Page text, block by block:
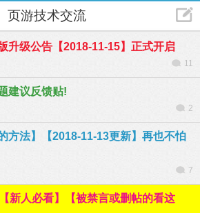
页游技术交流
升级公告【2018-11-15】正式开启
11
建议反馈贴!
2
方法】【2018-11-13更新】再也不怕
7
新人必看】【被禁言或删帖的看这